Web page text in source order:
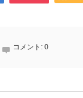
コメント: 0